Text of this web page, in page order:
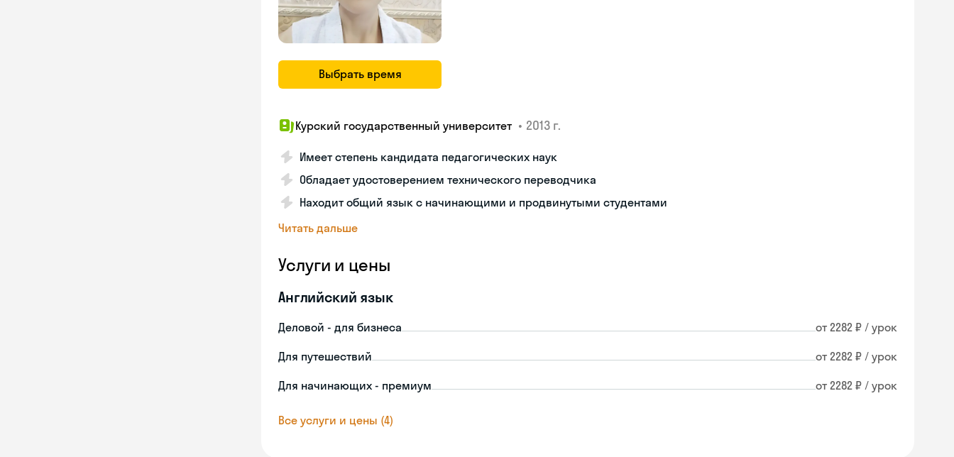
Выбрать время
Курский государственный университет • 2013 г.
Имеет степень кандидата педагогических наук
Обладает удостоверением технического переводчика
Находит общий язык с начинающими и продвинутыми студентами
Читать дальше
Услуги и цены
Английский язык
Деловой - для бизнеса от 2282 ₽ / урок
Для путешествий от 2282 ₽ / урок
Для начинающих - премиум от 2282 ₽ / урок
Все услуги и цены (4)